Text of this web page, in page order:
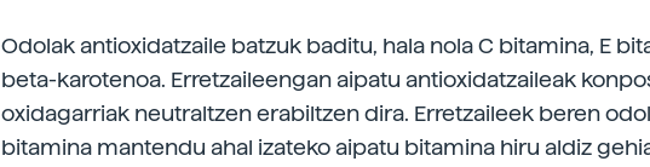
Odolak antioxidatzaile batzuk baditu, hala nola C bitamina, E
beta-karotenoa. Erretzaileengan aipatu antioxidatzaileak
oxidagarriak neutraltzen erabiltzen dira. Erretzaileek beren
bitamina mantendu ahal izateko aipatu bitamina hiru aldiz